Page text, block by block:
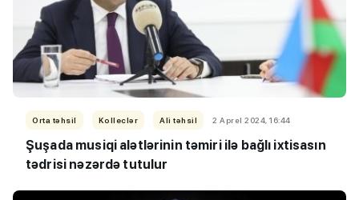
Orta təhsil Kolleclər Ali təhsil 2 Aprel 2024, 16:44
Şuşada musiqi alətlərinin təmiri ilə bağlı ixtisasın
tədrisi nəzərdə tutulur